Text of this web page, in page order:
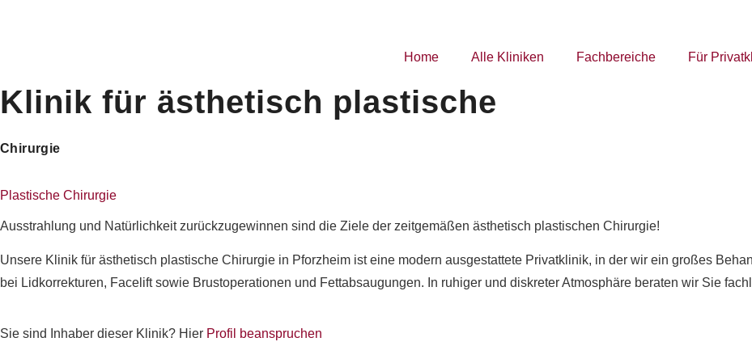
Home Alle Kliniken Fachbereiche Für
Klinik für ästhetisch plastische
Chirurgie
Plastische Chirurgie
Ausstrahlung und Natürlichkeit zurückzugewinnen sind die Ziele der zeitgemäßen ästhetisch plastischen Chirurgie!
Unsere Klinik für ästhetisch plastische Chirurgie in Pforzheim ist eine modern ausgestattete Privatklinik, in der wir ein großes
bei Lidkorrekturen, Facelift sowie Brustoperationen und Fettabsaugungen. In ruhiger und diskreter Atmosphäre beraten wir Sie
Sie sind Inhaber dieser Klinik? Hier Profil beanspruchen